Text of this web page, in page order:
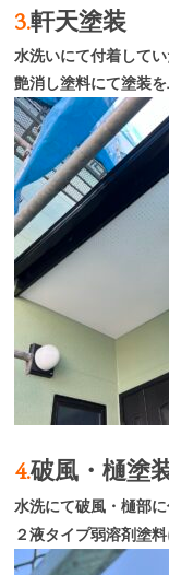
3.軒天塗装
水洗いにて付着して
艶消し塗料にて塗装を
4.破風・樋塗
水洗にて破風・樋部
２液タイプ弱溶剤塗